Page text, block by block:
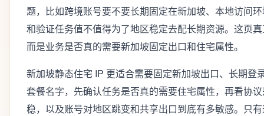
题，比如跨境账号要不要长期固定在新加坡、本地访问
和验证任务值不值得为了地区稳定去配长期资源。这页
而是业务是否真的需要新加坡固定出口和住宅属性。
新加坡静态住宅 IP 更适合需要固定新加坡出口、长期登
套餐名字，先确认任务是否真的需要住宅属性，再看协
稳，以及账号对地区跳变和共享出口到底有多敏感。只